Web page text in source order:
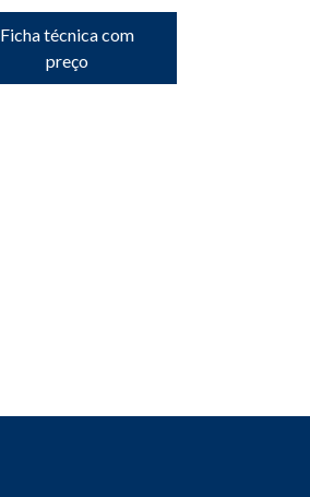
Ficha técnica com
preço